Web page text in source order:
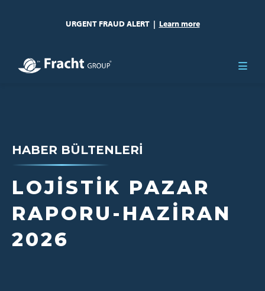
URGENT FRAUD ALERT | Learn more
HABER BÜLTENLERI
LOJISTIK PAZAR
RAPORU-HAZIRAN
2026